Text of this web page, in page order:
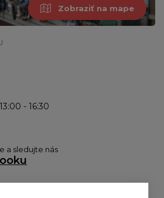
Zobraziť na mape
- 16:30
a sledujte nás